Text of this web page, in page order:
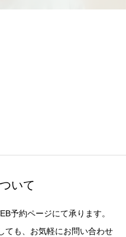
いて
予約ページにて承ります。
ても、お気軽にお問い合わせ